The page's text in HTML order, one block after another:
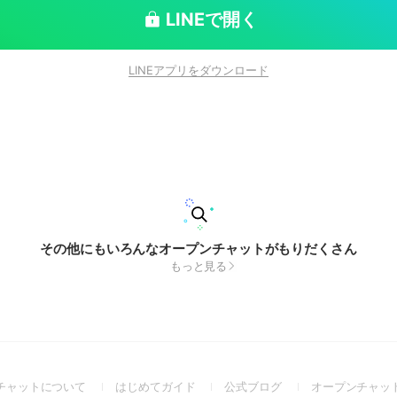
LINEで開く
LINEアプリをダウンロード
その他にもいろんなオープンチャットがもりだくさん
もっと見る
ャットについて
(Openはじめてガイド
(Open公式ブログ
(Openオープンチャッ